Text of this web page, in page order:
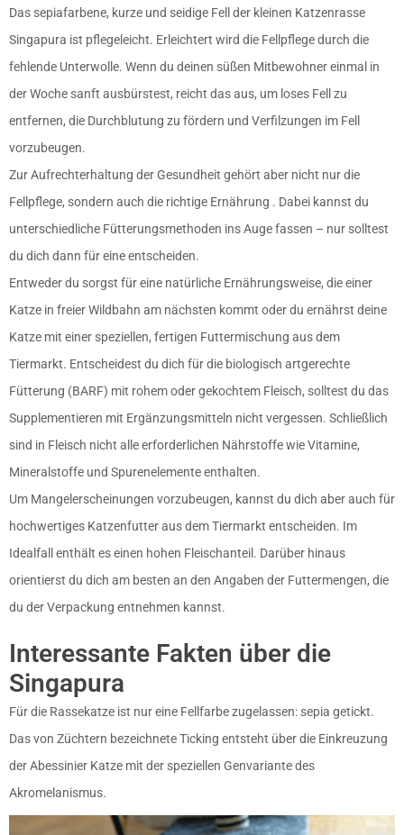
Das sepiafarbene, kurze und seidige Fell der kleinen Katzenrasse
Singapura ist pflegeleicht. Erleichtert wird die Fellpflege durch die
fehlende Unterwolle. Wenn du deinen süßen Mitbewohner einmal in
der Woche sanft ausbürstest, reicht das aus, um loses Fell zu
entfernen, die Durchblutung zu fördern und Verfilzungen im Fell
vorzubeugen.
Zur Aufrechterhaltung der Gesundheit gehört aber nicht nur die
Fellpflege, sondern auch die richtige Ernährung . Dabei kannst du
unterschiedliche Fütterungsmethoden ins Auge fassen – nur solltest
du dich dann für eine entscheiden.
Entweder du sorgst für eine natürliche Ernährungsweise, die einer
Katze in freier Wildbahn am nächsten kommt oder du ernährst deine
Katze mit einer speziellen, fertigen Futtermischung aus dem
Tiermarkt. Entscheidest du dich für die biologisch artgerechte
Fütterung (BARF) mit rohem oder gekochtem Fleisch, solltest du das
Supplementieren mit Ergänzungsmitteln nicht vergessen. Schließlich
sind in Fleisch nicht alle erforderlichen Nährstoffe wie Vitamine,
Mineralstoffe und Spurenelemente enthalten.
Um Mangelerscheinungen vorzubeugen, kannst du dich aber auch für
hochwertiges Katzenfutter aus dem Tiermarkt entscheiden. Im
Idealfall enthält es einen hohen Fleischanteil. Darüber hinaus
orientierst du dich am besten an den Angaben der Futtermengen, die
du der Verpackung entnehmen kannst.
Interessante Fakten über die
Singapura
Für die Rassekatze ist nur eine Fellfarbe zugelassen: sepia getickt.
Das von Züchtern bezeichnete Ticking entsteht über die Einkreuzung
der Abessinier Katze mit der speziellen Genvariante des
Akromelanismus.